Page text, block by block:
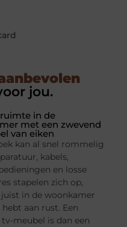
jou.
in de
met een zwevend
van eiken
kan al snel rommelig
kabels,
en losse
stapelen zich op,
in de woonkamer
aan rust. Een
tv-meubel is dan een